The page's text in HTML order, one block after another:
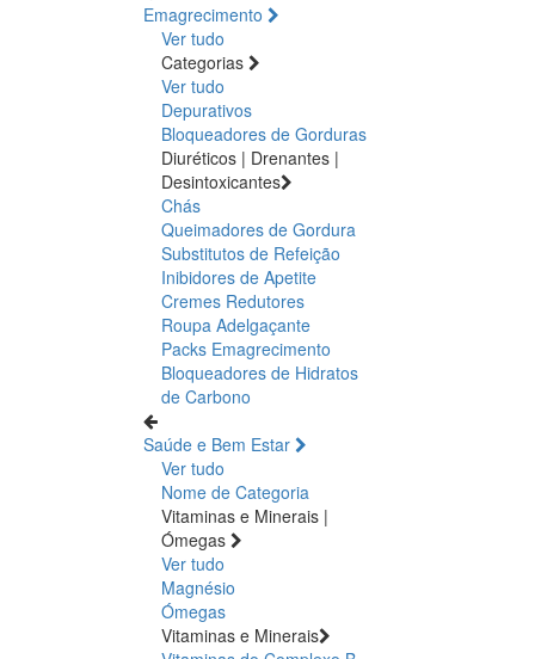
Emagrecimento
Ver tudo
Categorias
Ver tudo
Depurativos
Bloqueadores de Gorduras
Diuréticos | Drenantes |
Desintoxicantes
Chás
Queimadores de Gordura
Substitutos de Refeição
Inibidores de Apetite
Cremes Redutores
Roupa Adelgaçante
Packs Emagrecimento
Bloqueadores de Hidratos
de Carbono
Saúde e Bem Estar
Ver tudo
Nome de Categoria
Vitaminas e Minerais |
Ómegas
Ver tudo
Magnésio
Ómegas
Vitaminas e Minerais